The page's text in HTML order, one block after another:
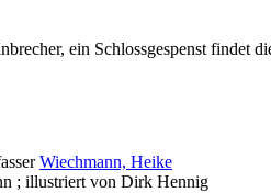
ein Schlossgespenst findet
Wiechmann, Heike
; illustriert von Dirk Hennig